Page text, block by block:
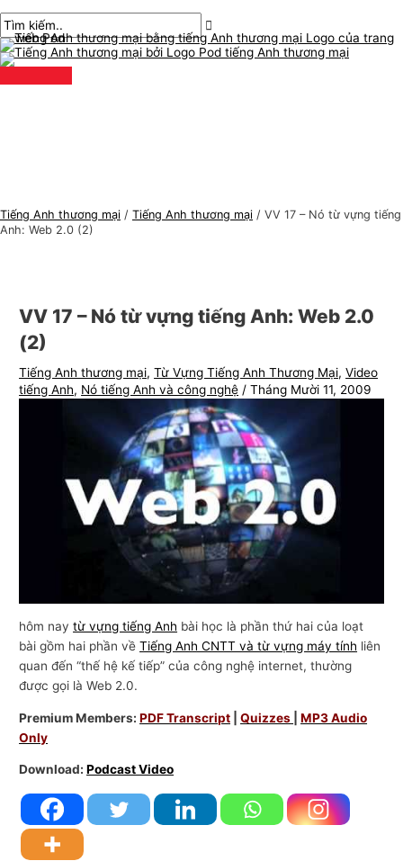
đến
nội
dung
đơn
chính
Tiếng Anh thương mại / Tiếng Anh thương mại / VV 17 – Nó từ vựng tiếng
Anh: Web 2.0 (2)
VV 17 – Nó từ vựng tiếng Anh: Web 2.0
(2)
Tiếng Anh thương mại,Từ Vựng Tiếng Anh Thương Mại,Video
tiếng Anh, Nó tiếng Anh và công nghệ /Tháng Mười 11, 2009
hôm naytừ vựng tiếng Anh bài học là phần thứ hai của loạt
bài gồm hai phần vềTiếng Anh CNTT và từ vựng máy tính liên
quan đến “thế hệ kế tiếp” của công nghệ internet, thường
được gọi là Web 2.0.
Premium Members:PDF Transcript |Quizzes |MP3 Audio
Only
Download:Podcast Video
chuyển
hướng
ở
đây..
mail*
C
h
ủ
đ
g
h
ư
ơ
T
ì
m
k